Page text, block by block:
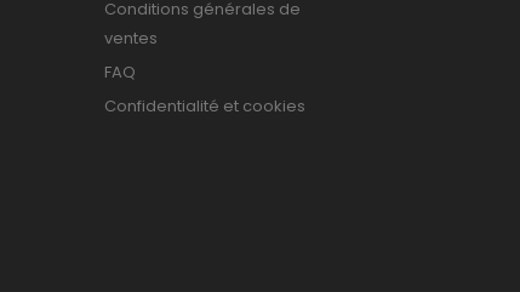
Conditions générales de
ventes
FAQ
Confidentialité et cookies